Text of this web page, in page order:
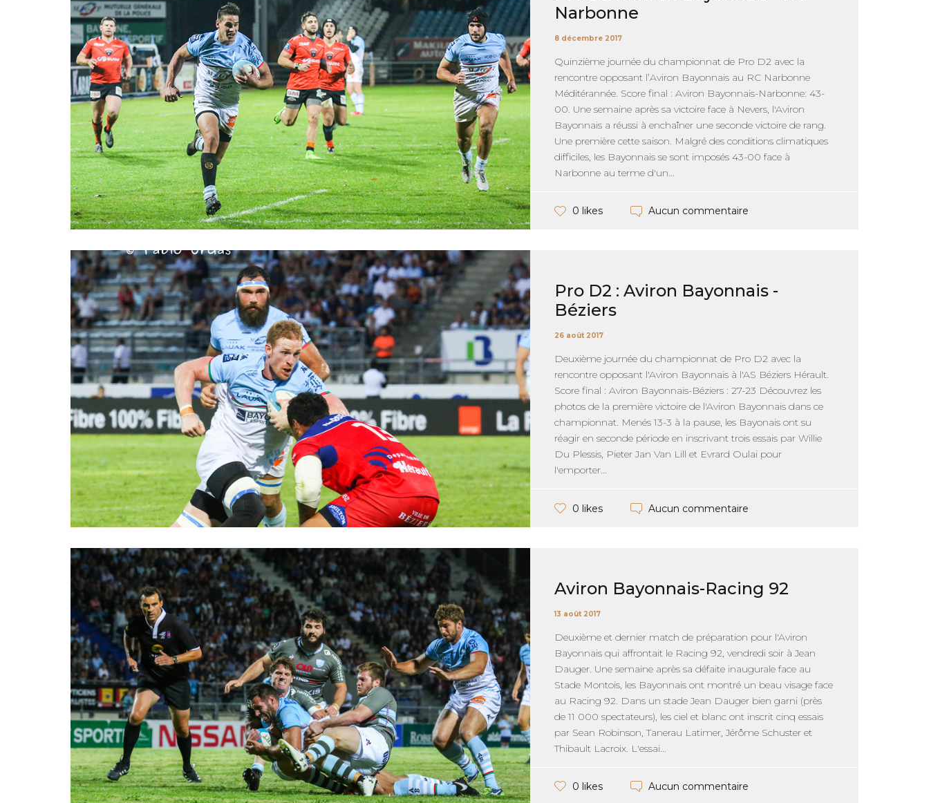
Narbonne
8 décembre 2017
Quinzième journée du championnat de Pro D2 avec la
rencontre opposant l’Aviron Bayonnais au RC Narbonne
Méditérannée. Score final : Aviron Bayonnais-Narbonne: 43-
00. Une semaine après sa victoire face à Nevers, l'Aviron
Bayonnais a réussi à enchaîner une seconde victoire de rang.
Une première cette saison. Malgré des conditions climatiques
difficiles, les Bayonnais se sont imposés 43-00 face à
Narbonne au terme d'un...
0 likes Aucun commentaire
Pro D2 : Aviron Bayonnais -
Béziers
26 août 2017
Deuxième journée du championnat de Pro D2 avec la
rencontre opposant l'Aviron Bayonnais à l'AS Béziers Hérault.
Score final : Aviron Bayonnais-Béziers : 27-23 Découvrez les
photos de la première victoire de l'Aviron Bayonnais dans ce
championnat. Menés 13-3 à la pause, les Bayonais ont su
réagir en seconde période en inscrivant trois essais par Willie
Du Plessis, Pieter Jan Van Lill et Evrard Oulai pour
l'emporter...
0 likes Aucun commentaire
Aviron Bayonnais-Racing 92
13 août 2017
Deuxième et dernier match de préparation pour l'Aviron
Bayonnais qui affrontait le Racing 92, vendredi soir à Jean
Dauger. Une semaine après sa défaite inaugurale face au
Stade Montois, les Bayonnais ont montré un beau visage face
au Racing 92. Dans un stade Jean Dauger bien garni (près
de 11 000 spectateurs), les ciel et blanc ont inscrit cinq essais
par Sean Robinson, Tanerau Latimer, Jérôme Schuster et
Thibault Lacroix. L'essai...
0 likes Aucun commentaire